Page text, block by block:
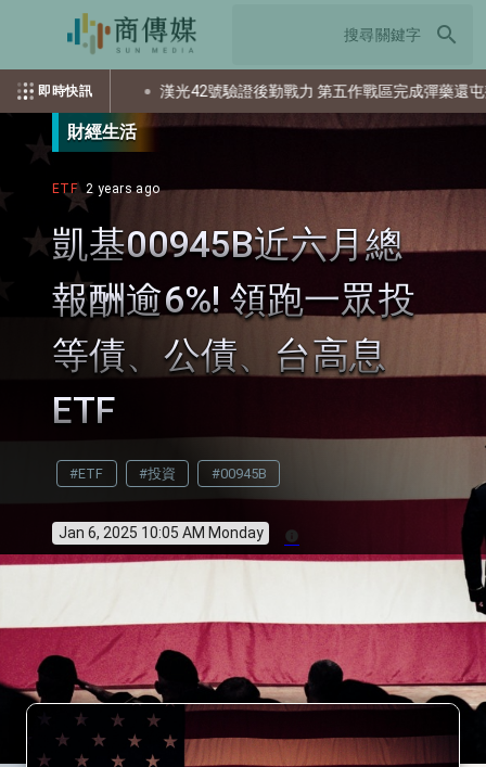
search
即時快訊
？ 漢光42號驗證後勤戰力 第五作戰區完成彈藥還屯整備
財經生活
ETF 2 years ago
凱基00945B近六月總
報酬逾6%! 領跑一眾投
等債、公債、台高息
ETF
#ETF #投資 #00945B
Jan 6, 2025 10:05 AM Monday info